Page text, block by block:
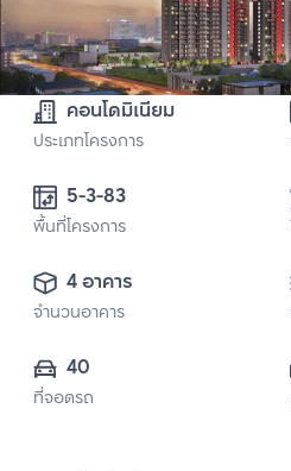
คอนโดมิเนียม
ประเภทโครงการ
5-3-83
พื้นที่โครงการ
4 อาคาร
จำนวนอาคาร
40
ที่จอดรถ